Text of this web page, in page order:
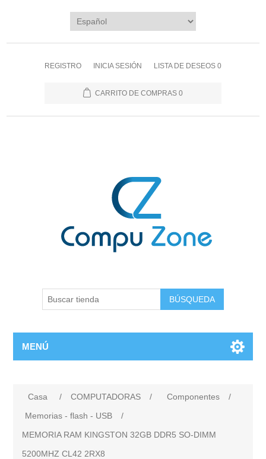
REGISTRO INICIA SESIÓN LISTA DE DESEOS 0
CARRITO DE COMPRAS 0
BÚSQUEDA
MENÚ
Casa / COMPUTADORAS / Componentes
/
Memorias - flash - USB
/
MEMORIA RAM KINGSTON 32GB DDR5 SO-DIMM
5200MHZ CL42 2RX8